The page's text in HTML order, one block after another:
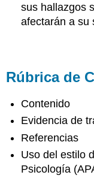
sus hallazgos
afectarán a su
Rúbrica de
Contenido
Evidencia de
Referencias
Uso del estilo
Psicología